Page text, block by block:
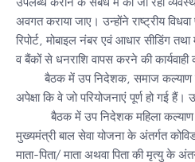
अवगत कराया जाए। उन्होंने राष्ट्रीय
रिपोर्ट, मोबाइल नंबर एवं आधार सीडिंग
व बैंकों से धनराशि वापस करने की कार्यवाही
बैठक में उप निदेशक, समाज कल्याण ने
अपेक्षा कि वे जो परियोजनाएं पूर्ण हो गई
बैठक में उप निदेशक महिला कल्याण
मुख्यमंत्री बाल सेवा योजना के अंतर्गत
माता-पिता/ माता अथवा पिता की मृत्यु के